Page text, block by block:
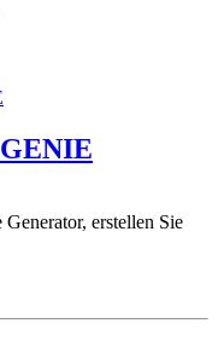
erstellen Sie